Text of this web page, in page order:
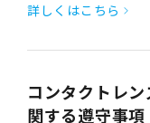
詳しくはこちら
コンタクトレ
関する遵守事項